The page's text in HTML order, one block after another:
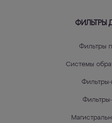
ФИЛЬТРЫ
Фильтры
Системы